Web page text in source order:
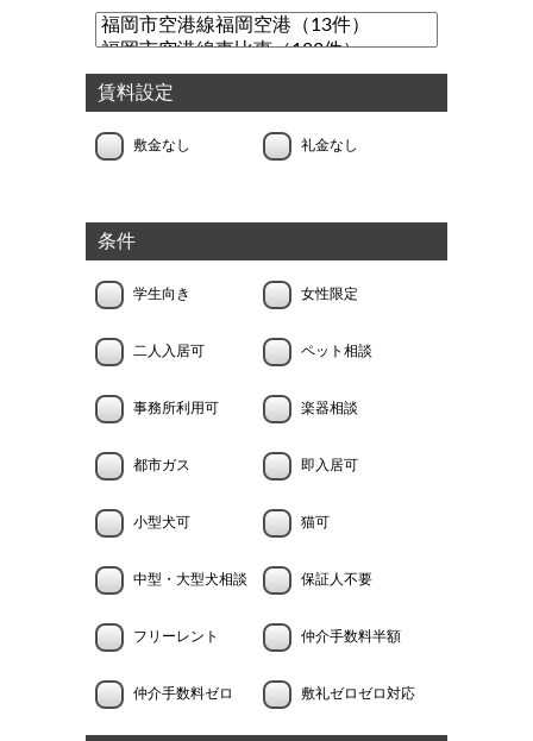
賃料設定
敷金なし 礼金なし
条件
学生向き 女性限定
二人入居可 ペット相談
事務所利用可 楽器相談
都市ガス 即入居可
小型犬可 猫可
中型・大型犬相談 保証人不要
フリーレント 仲介手数料半額
仲介手数料ゼロ 敷礼ゼロゼロ対応